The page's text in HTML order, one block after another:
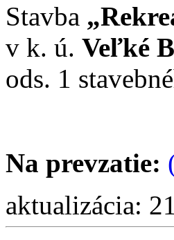
Stavba
v k. ú. Veľké
ods. 1
Na prevzatie:
aktualizácia: